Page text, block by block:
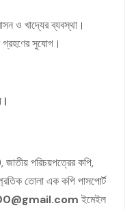
ও খাদ্যের ব্যবস্থা।
গ্রহণের সুযোগ।
জাতীয় পরিচয়পত্রের কপি,
তোলা এক কপি পাসপোর্ট
ইমেইল